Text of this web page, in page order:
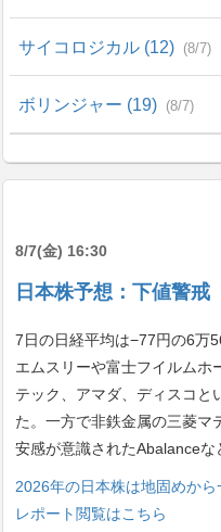
サイコロジカル (12) (8/7)
ボリンジャー (19) (8/7)
8/7(金) 16:30
日本株予想：下値警
7日の日経平均は−77円の6万
エムスリーや富士フイルムホ
テック、アマダ、ディスコと
た。一方で非鉄金属の三菱マ
安感が意識されたAbalanceな
2026年の日本株は地固めか
レポート閲覧はこちら